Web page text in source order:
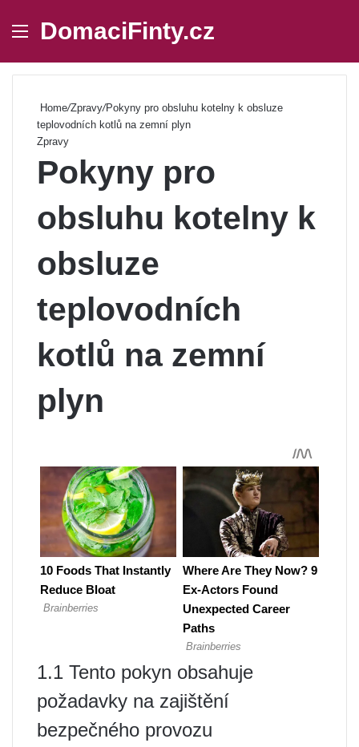
Menu
DomaciFinty.cz
Home/Zpravy/Pokyny pro obsluhu kotelny k obsluze
teplovodních kotlů na zemní plyn
Zpravy
Pokyny pro
obsluhu kotelny k
obsluze
teplovodních
kotlů na zemní
plyn
1.1 Tento pokyn obsahuje
požadavky na zajištění
bezpečného provozu